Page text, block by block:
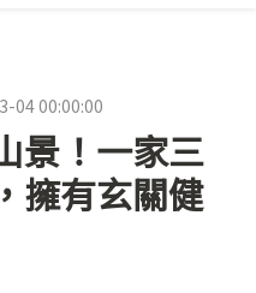
04 00:00:00
景！一家三
擁有玄關健